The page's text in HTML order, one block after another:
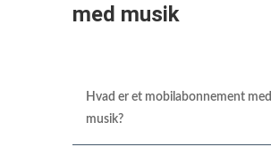
med musik
Hvad er et mobilabonnement med
musik?